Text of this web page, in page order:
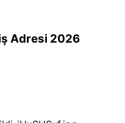
Adresi 2026